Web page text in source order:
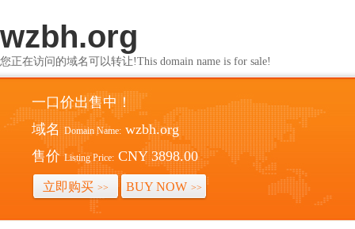
wzbh.org
您正在访问的域名可以转让!This domain name is for sale!
一口价出售中！
域名 Domain Name: wzbh.org
售价 Listing Price: CNY 3898.00
立即购买 >> BUY NOW >>